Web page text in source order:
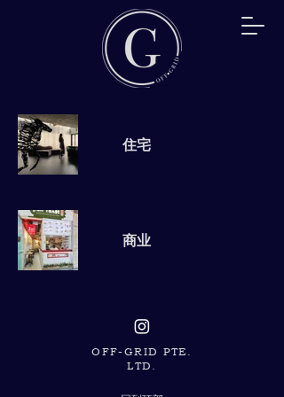
住宅
商业
OFF-GRID PTE.
LTD.